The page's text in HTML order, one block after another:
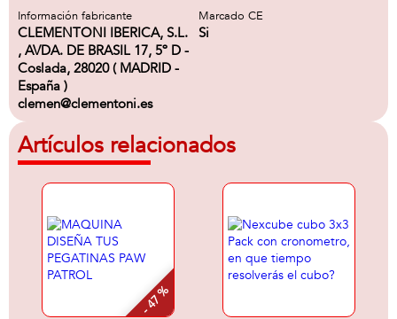
Información fabricante
CLEMENTONI IBERICA, S.L.
, AVDA. DE BRASIL 17, 5º D -
Coslada, 28020 ( MADRID -
España )
clemen@clementoni.es
Marcado CE
Si
Artículos relacionados
- 47 %